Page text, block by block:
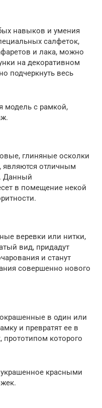
навыков и умения
салфеток,
и лака, можно
на декоративном
подчеркнуть весь
модель с рамкой,
глиняные осколки
являются отличным
Данный
в помещение некой
веревки или нитки,
вид, придадут
и станут
совершенно нового
в один или
и превратят ее в
которого
красными